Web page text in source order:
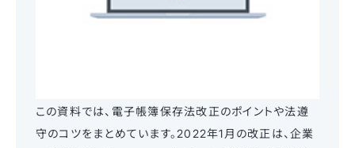
この資料では、電子帳簿保存法改正のポイントや法遵
守のコツをまとめています。2022年1月の改正は、企業